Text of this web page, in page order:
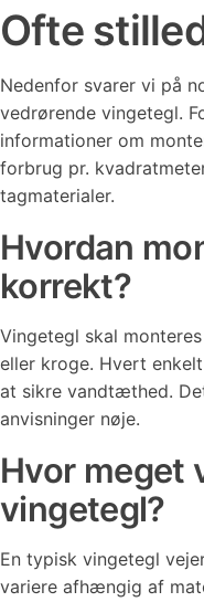
Ofte
Nedenfor svarer vi på
vedrørende vingetegl.
informationer om
forbrug pr.
tagmaterialer.
Hvordan
korrekt?
Vingetegl skal
eller kroge. Hvert
at sikre vandtæthed.
anvisninger nøje.
Hvor meget
vingetegl?
En typisk vingetegl
variere afhængig af